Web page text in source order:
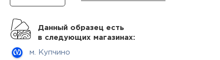
Данный образец есть
в следующих магазинах:
м. Купчино